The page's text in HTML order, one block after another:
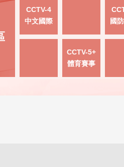
CCTV-4
中文國際
國
CCTV-5+
體育賽事